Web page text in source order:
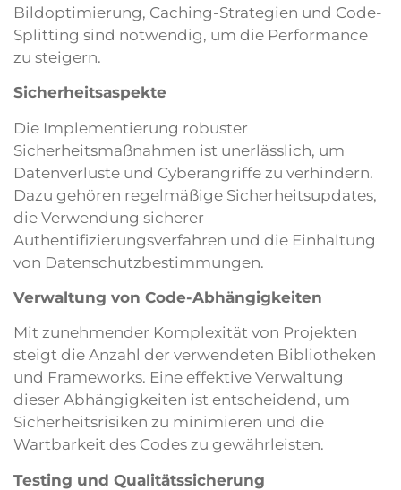
Bildoptimierung, Caching-Strategien und Code-
Splitting sind notwendig, um die Performance
zu steigern.
Sicherheitsaspekte
Die Implementierung robuster
Sicherheitsmaßnahmen ist unerlässlich, um
Datenverluste und Cyberangriffe zu verhindern.
Dazu gehören regelmäßige Sicherheitsupdates,
die Verwendung sicherer
Authentifizierungsverfahren und die Einhaltung
von Datenschutzbestimmungen.
Verwaltung von Code-Abhängigkeiten
Mit zunehmender Komplexität von Projekten
steigt die Anzahl der verwendeten Bibliotheken
und Frameworks. Eine effektive Verwaltung
dieser Abhängigkeiten ist entscheidend, um
Sicherheitsrisiken zu minimieren und die
Wartbarkeit des Codes zu gewährleisten.
Testing und Qualitätssicherung